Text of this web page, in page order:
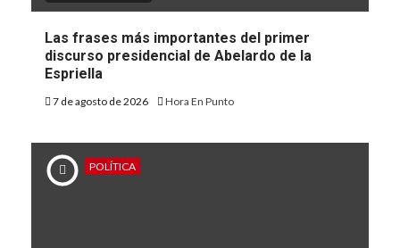
Las frases más importantes del primer
discurso presidencial de Abelardo de la
Espriella
7 de agosto de 2026 Hora En Punto
POLÍTICA